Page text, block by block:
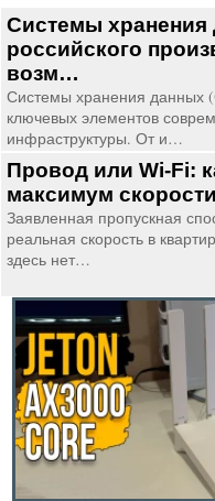
Системы хранения
российского
возм…
Системы хранения данных
ключевых элементов
инфраструктуры. От и…
Провод или Wi-Fi:
максимум
Заявленная пропускная
реальная скорость в
здесь нет…